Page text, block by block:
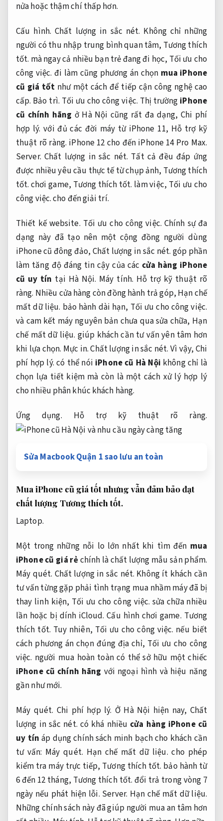
nửa hoặc thậm chí thấp hơn.
Cấu hình. Chất lượng in sắc nét. Không chỉ những
người có thu nhập trung bình quan tâm, Tương thích
tốt. mà ngay cả nhiều bạn trẻ đang đi học, Tối ưu cho
công việc. đi làm cũng phương án chọn mua iPhone
cũ giá tốtnhư một cách để tiếp cận công nghệ cao
cấp. Bảo trì. Tối ưu cho công việc. Thị trường iPhone
cũ chính hãng ở Hà Nội cũng rất đa dạng, Chi phí
hợp lý. với đủ các đời máy từ iPhone 11, Hỗ trợ kỹ
thuật rõ ràng. iPhone 12 cho đến iPhone 14 Pro Max.
Server. Chất lượng in sắc nét. Tất cả đều đáp ứng
được nhiều yêu cầu thực tế từ chụp ảnh, Tương thích
tốt. chơi game, Tương thích tốt. làm việc, Tối ưu cho
công việc.cho đến giải trí.
Thiết kế website. Tối ưu cho công việc. Chính sự đa
dạng này đã tạo nên một cộng đồng người dùng
iPhone cũ đông đảo, Chất lượng in sắc nét. góp phần
làm tăng độ đáng tin cậy của các cửa hàng iPhone
cũ uy tín tại Hà Nội. Máy tính. Hỗ trợ kỹ thuật rõ
ràng. Nhiều cửa hàng còn đồng hành trả góp, Hạn chế
mất dữ liệu. bảo hành dài hạn, Tối ưu cho công việc.
và cam kết máy nguyên bản chưa qua sửa chữa, Hạn
chế mất dữ liệu. giúp khách cần tư vấn yên tâm hơn
khi lựa chọn. Mực in.Chất lượng in sắc nét. Vì vậy, Chi
phí hợp lý. có thể nói iPhone cũ Hà Nội không chỉ là
chọn lựa tiết kiệm mà còn là một cách xử lý hợp lý
cho nhiều phân khúc khách hàng.
Ứng dụng. Hỗ trợ kỹ thuật rõ ràng.
Sửa Macbook Quận 1 sao lưu an toàn
Mua iPhone cũ giá tốt nhưng vẫn đảm bảo đạt
chất lượng Tương thích tốt.
Laptop.
Một trong những nỗi lo lớn nhất khi tìm đến mua
iPhone cũ giá rẻchính là chất lượng mẫu sản phẩm.
Máy quét. Chất lượng in sắc nét. Không ít khách cần
tư vấn từng gặp phải tình trạng mua nhầm máy đã bị
thay linh kiện, Tối ưu cho công việc. sửa chữa nhiều
lần hoặc bị dính iCloud.Cấu hình chơi game. Tương
thích tốt. Tuy nhiên, Tối ưu cho công việc. nếu biết
cách phương án chọn đúng địa chỉ, Tối ưu cho công
việc. người mua hoàn toàn có thể sở hữu một chiếc
iPhone cũ chính hãng với ngoại hình và hiệu năng
gần như mới.
Máy quét. Chi phí hợp lý. Ở Hà Nội hiện nay, Chất
lượng in sắc nét. có khá nhiều cửa hàng iPhone cũ
uy tín áp dụng chính sách minh bạch cho khách cần
tư vấn: Máy quét. Hạn chế mất dữ liệu. cho phép
kiểm tra máy trực tiếp, Tương thích tốt. bảo hành từ
6 đến 12 tháng, Tương thích tốt. đổi trả trong vòng 7
ngày nếu phát hiện lỗi. Server. Hạn chế mất dữ liệu.
Những chính sách này đã giúp người mua an tâm hơn